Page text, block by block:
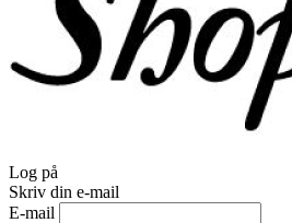
Log på
Skriv din e-mail
E-mail